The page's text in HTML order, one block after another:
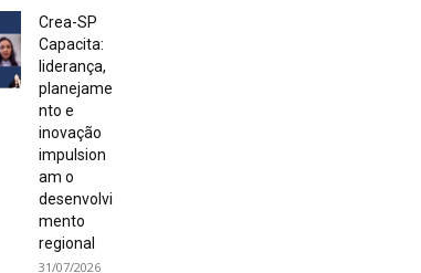
Crea-SP
Capacita:
liderança,
planejame
nto e
inovação
impulsion
am o
desenvolvi
mento
regional
31/07/2026